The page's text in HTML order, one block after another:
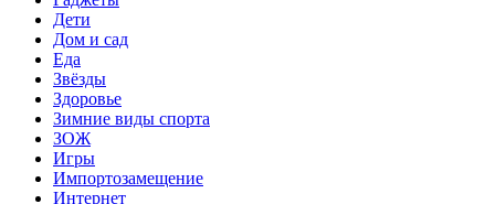
Дети
Дом и сад
Еда
Звёзды
Здоровье
Зимние виды спорта
ЗОЖ
Игры
Импортозамещение
Интернет